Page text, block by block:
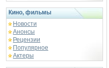
Кино, фильмы
Новости
Анонсы
Рецензии
Популярное
Актеры